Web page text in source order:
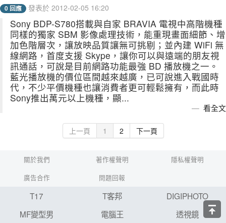
0 回應 發表於 2012-02-05 16:20
Sony BDP-S780搭載與自家 BRAVIA 電視中高階機種
同樣的獨家 SBM 影像處理技術，能重現畫面細節、增
加色階層次，讓放映品質讓無可挑剔；並內建 WiFi 無
線網路，首度支援 Skype，讓你可以與遠端的朋友視
訊通話，可說是目前網路功能最強 BD 播放機之一。
藍光播放機的價位區間越來越廣，已可說進入戰國時
代，不少平價機種也讓消費者更可輕鬆擁有，而此時
Sony推出萬元以上機種，顯...
看全文
上一頁 1 2 下一頁
關於我們 著作權聲明
隱私權聲明
廣告合作
問題回報
T17 T客邦
DIGIPHOTO
MF變型男
電腦王 透視鏡